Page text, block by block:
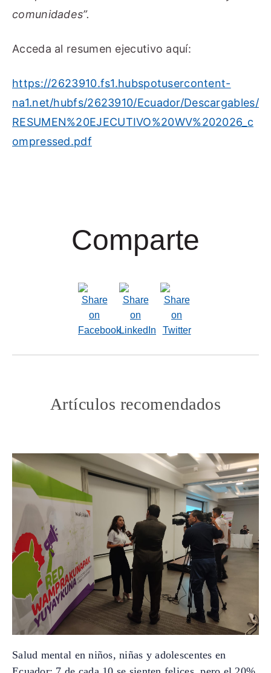
comunidades”.
Acceda al resumen ejecutivo aquí:
https://2623910.fs1.hubspotusercontent-
na1.net/hubfs/2623910/Ecuador/Descargables/
RESUMEN%20EJECUTIVO%20WV%202026_c
ompressed.pdf
Comparte
Artículos recomendados
Salud mental en niños, niñas y adolescentes en